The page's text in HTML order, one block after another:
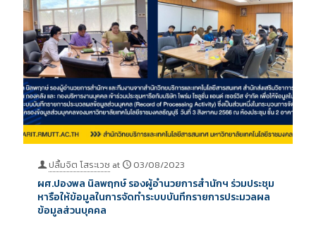
ปลื้มจิต โสระเวช at 03/08/2023
ผศ.ปองพล นิลพฤกษ์ รองผู้อำนวยการสำนักฯ ร่วมประชุม
หารือให้ข้อมูลในการจัดทำระบบบันทึกรายการประมวลผล
ข้อมูลส่วนบุคคล